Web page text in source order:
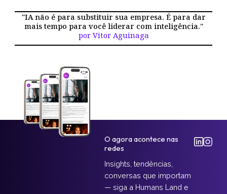
"IA não é para substituir sua empresa. É para dar
mais tempo para você liderar com inteligência."
por Vitor Aguinaga
O agora acontece nas
redes
Insights, tendências,
conversas que importam
— siga a Humans Land e